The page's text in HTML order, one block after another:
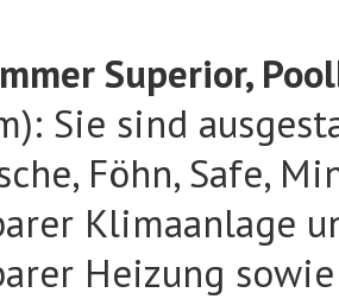
Superior,
Sie sind
Föhn, Safe,
Klimaanlage
Heizung